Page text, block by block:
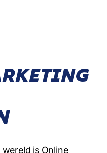
is Online